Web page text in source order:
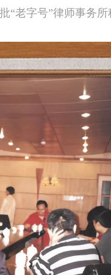
“老字号”律师事务所